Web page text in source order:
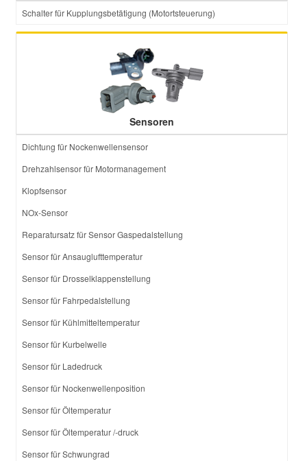
Schalter für Kupplungsbetätigung (Motortsteuerung)
Sensoren
Dichtung für Nockenwellensensor
Drehzahlsensor für Motormanagement
Klopfsensor
NOx-Sensor
Reparatursatz für Sensor Gaspedalstellung
Sensor für Ansauglufttemperatur
Sensor für Drosselklappenstellung
Sensor für Fahrpedalstellung
Sensor für Kühlmitteltemperatur
Sensor für Kurbelwelle
Sensor für Ladedruck
Sensor für Nockenwellenposition
Sensor für Öltemperatur
Sensor für Öltemperatur /-druck
Sensor für Schwungrad